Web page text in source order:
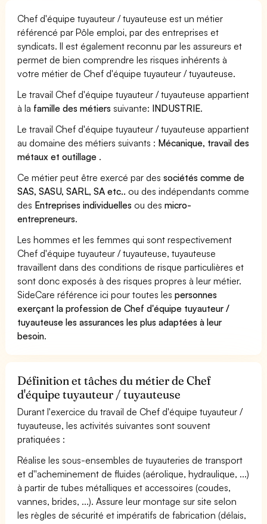
Chef d'équipe tuyauteur / tuyauteuse est un métier
référencé par Pôle emploi, par des entreprises et
syndicats. Il est également reconnu par les assureurs et
permet de bien comprendre les risques inhérents à
votre métier de Chef d'équipe tuyauteur / tuyauteuse.
Le travail Chef d'équipe tuyauteur / tuyauteuse appartient
à la famille des métiers suivante: INDUSTRIE.
Le travail Chef d'équipe tuyauteur / tuyauteuse appartient
au domaine des métiers suivants : Mécanique, travail des
métaux et outillage .
Ce métier peut être exercé par dessociétés comme de
SAS, SASU, SARL, SA etc.. ou des indépendants comme
des Entreprises individuelles ou desmicro-
entrepreneurs.
Les hommes et les femmes qui sont respectivement
Chef d'équipe tuyauteur / tuyauteuse, tuyauteuse
travaillent dans des conditions de risque particulières et
sont donc exposés à des risques propres à leur métier.
SideCare référence ici pour toutes lespersonnes
exerçant la profession de Chef d'équipe tuyauteur /
tuyauteuse les assurances les plus adaptées à leur
besoin.
Définition et tâches du métier de Chef
d'équipe tuyauteur / tuyauteuse
Durant l'exercice du travail de Chef d'équipe tuyauteur /
tuyauteuse, les activités suivantes sont souvent
pratiquées :
Réalise les sous-ensembles de tuyauteries de transport
et d''acheminement de fluides (aérolique, hydraulique, ...)
à partir de tubes métalliques et accessoires (coudes,
vannes, brides, ...). Assure leur montage sur site selon
les règles de sécurité et impératifs de fabrication (délais,